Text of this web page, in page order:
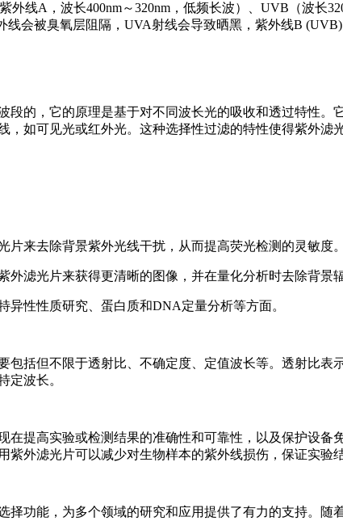
线A，波长400nm～320nm，低频长波）、UVB（波长
线会被臭氧层阻隔，UVA射线会导致晒黑，紫外线B (UVB)
段的，它的原理是基于对不同波长光的吸收和透过特性
如可见光或红外光。这种选择性过滤的特性使得紫外滤
来去除背景紫外光线干扰，从而提高荧光检测的灵敏度。
滤光片来获得更清晰的图像，并在量化分析时去除背景
异性性质研究、蛋白质和DNA定量分析等方面。
包括但不限于透射比、不确定度、定值波长等。透射比
定波长。
在提高实验或检测结果的准确性和可靠性，以及保护设
外滤光片可以减少对生物样本的紫外线损伤，保证实验
择功能，为多个领域的研究和应用提供了有力的支持。